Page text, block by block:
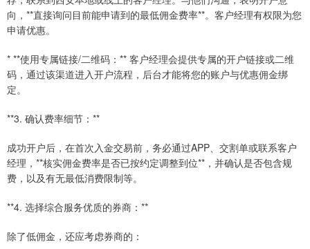
向，**直接询问目前能申请到的最低佣金费率**。客户经理有权限为您
申请优惠。
* **使用专属链接/二维码：** 客户经理会提供专属的开户链接或二维
码，通过该渠道进入开户流程，后台才能将您的账户与优惠佣金绑
定。
**3. 确认费率细节：**
成功开户后，在首次入金交易前，务必通过APP、交割单或联系客户
经理，**核实佣金费率是否已按约定调整到位**，并确认是否包含规
费，以及有无最低消费限制等。
**4. 选择综合服务优质的券商：**
除了低佣金，还应考虑券商的：